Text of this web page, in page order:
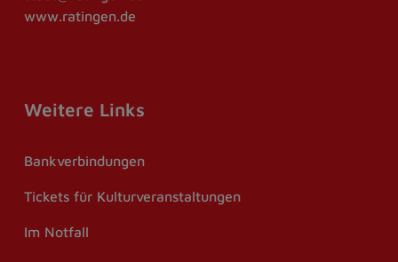
www.ratingen.de
Weitere Links
Bankverbindungen
Tickets für Kulturveranstaltungen
Im Notfall